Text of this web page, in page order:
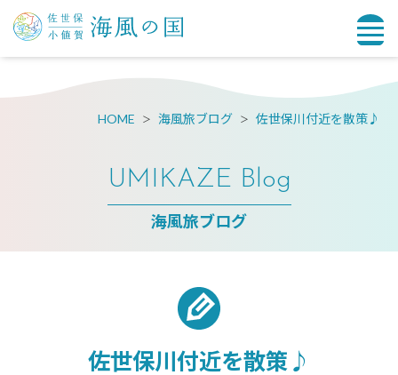
HOME 海風旅ブログ 佐世保川付近を散策♪
UMIKAZE Blog
海風旅ブログ
佐世保川付近を散策♪